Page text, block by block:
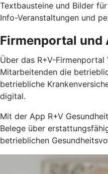
Textbausteine und Bilder
Info-Veranstaltungen und
Firmenportal und
Über das R+V-
Mitarbeitenden die
betriebliche
digital.
Mit der App R+V
Belege über
betrieblichen